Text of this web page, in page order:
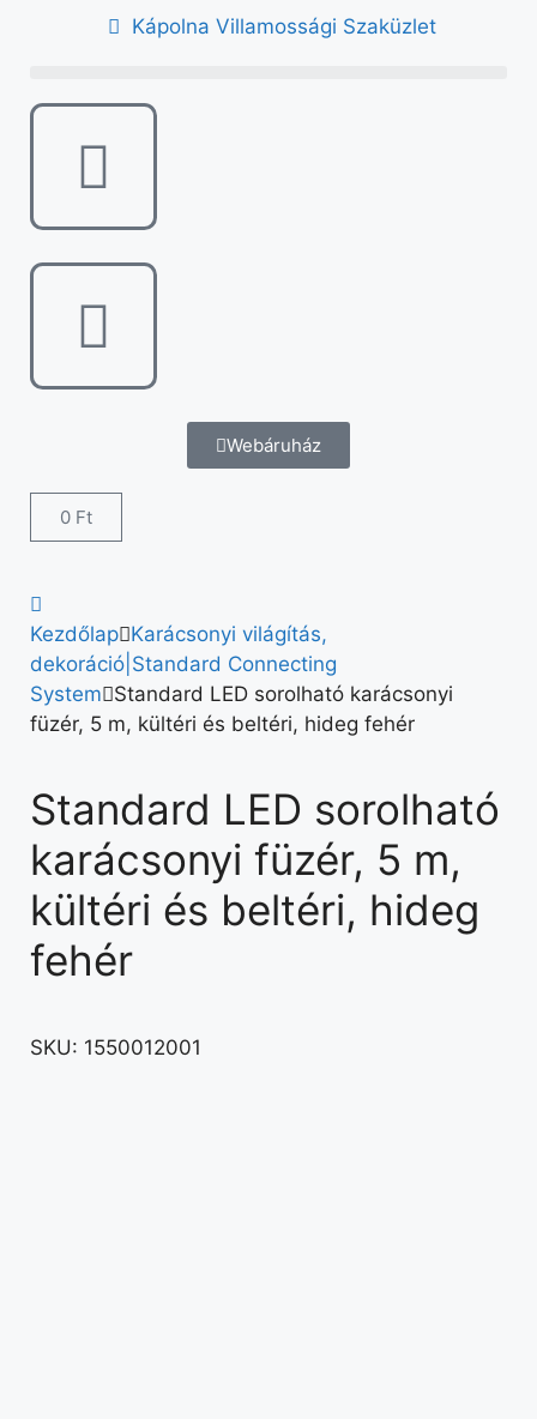
Kápolna Villamossági Szaküzlet
Webáruház
0 Ft
Kezdőlap Karácsonyi világítás,
dekoráció|Standard Connecting
System Standard LED sorolható karácsonyi
füzér, 5 m, kültéri és beltéri, hideg fehér
Standard LED sorolható
karácsonyi füzér, 5 m,
kültéri és beltéri, hideg
fehér
SKU: 1550012001